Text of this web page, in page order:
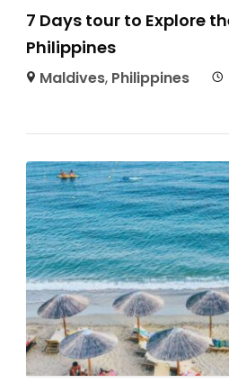
7 Days tour to Explore
Philippines
Maldives, Philippines